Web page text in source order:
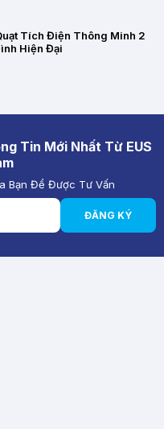
Tích Điện Thông Minh 2
Hiện Đại
Cao Cấp 2026 – Giải
Minh Cho Mùa Hè
Tin Mới Nhất Từ EUS
Bạn Để Được Tư Vấn
ĐĂNG KÝ